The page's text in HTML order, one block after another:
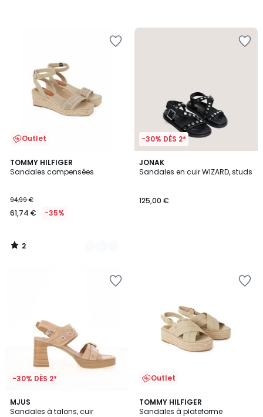
Outlet
TOMMY HILFIGER
Sandales compensées
94,99 €
61,74 € -35%
2
/
2
Couleurs
2
/
-30% DÈS 2*
JONAK
Sandales en cuir WIZARD, studs
125,00 €
-30% DÈS 2*
MJUS
Sandales à talons, cuir
Outlet
TOMMY HILFIGER
Sandales à plateforme